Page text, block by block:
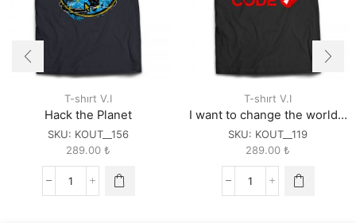
T-shırt V.I
Hack the Planet
SKU: KOUT__156
289.00 ₺
Hack
T-shırt V.I
I want to change the world…
SKU: KOUT__119
289.00 ₺
I